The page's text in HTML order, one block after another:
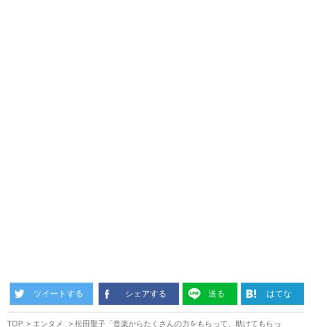
ツイートする シェアする 送る はてな
TOP エンタメ
松田聖子「音楽からたくさんの力をもらって、助けてもらっ